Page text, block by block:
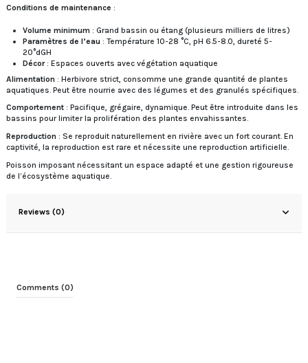
Conditions de maintenance :
Volume minimum : Grand bassin ou étang (plusieurs milliers de litres)
Paramètres de l’eau : Température 10-28 °C, pH 6.5-8.0, dureté 5-
20°dGH
Décor: Espaces ouverts avec végétation aquatique
Alimentation : Herbivore strict, consomme une grande quantité de plantes
aquatiques. Peut être nourrie avec des légumes et des granulés spécifiques.
Comportement : Pacifique, grégaire, dynamique. Peut être introduite dans les
bassins pour limiter la prolifération des plantes envahissantes.
Reproduction : Se reproduit naturellement en rivière avec un fort courant. En
captivité, la reproduction est rare et nécessite une reproduction artificielle.
Poisson imposant nécessitant un espace adapté et une gestion rigoureuse
de l’écosystème aquatique.
Reviews (0)
Comments (0)